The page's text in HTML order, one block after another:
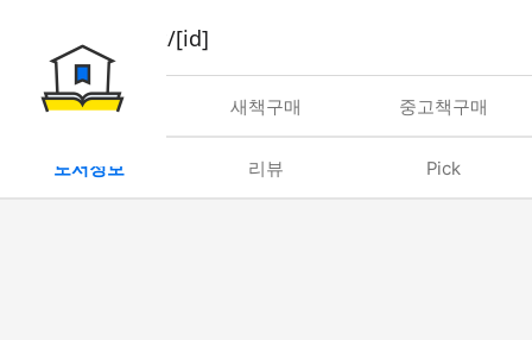
book/rent/[id]
대여 새책구매 중고책구매
도서정보 리뷰 Pick